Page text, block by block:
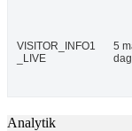
VISITOR_INFO1
_LIVE
5
Analytik